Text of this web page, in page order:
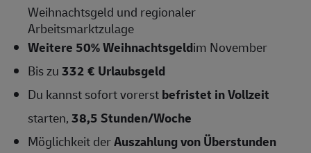
Weihnachtsgeld und regionaler
Arbeitsmarktzulage
Weitere 50% Weihnachtsgeldim November
Bis zu332 € Urlaubsgeld
Du kannst sofort vorerstbefristet in Vollzeit
starten,38,5Stunden/Woche
Möglichkeit derAuszahlung von Überstunden